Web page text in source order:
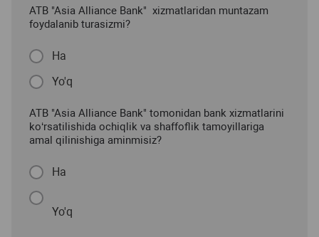
ATB "Asia Alliance Bank" xizmatlaridan muntazam
foydalanib turasizmi?
Ha
Yo'q
ATB "Asia Alliance Bank" tomonidan bank xizmatlarini
ko‘rsatilishida ochiqlik va shaffoflik tamoyillariga
amal qilinishiga aminmisiz?
Ha
Yo'q